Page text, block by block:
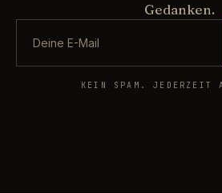
Gedanken.
KEIN SPAM. JEDERZEIT